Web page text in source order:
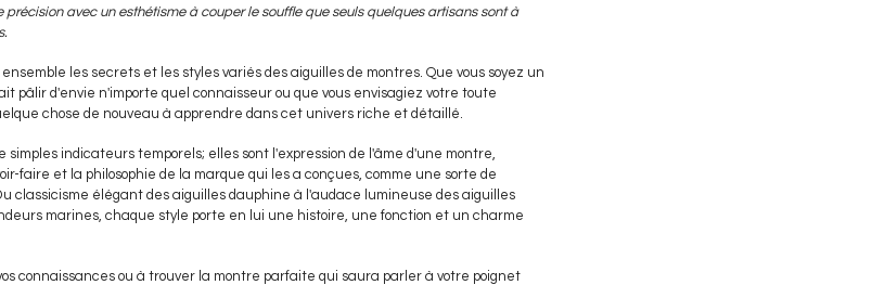
avec un esthétisme à couper le souffle que seuls quelques artisans sont à
les secrets et les styles variés des aiguilles de montres. Que vous soyez un
pâlir d'envie n'importe quel connaisseur ou que vous envisagiez votre toute
chose de nouveau à apprendre dans cet univers riche et détaillé.
simples indicateurs temporels; elles sont l'expression de l'âme d'une montre,
faire et la philosophie de la marque qui les a conçues, comme une sorte de
classicisme élégant des aiguilles dauphine à l'audace lumineuse des aiguilles
marines, chaque style porte en lui une histoire, une fonction et un charme
connaissances ou à trouver la montre parfaite qui saura parler à votre poignet